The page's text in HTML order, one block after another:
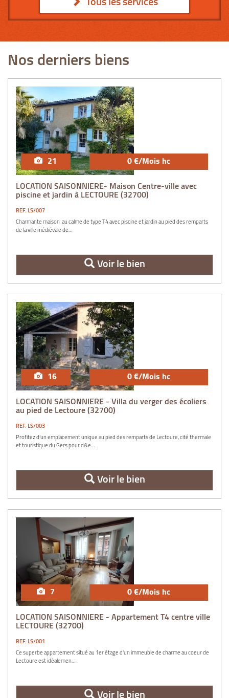
Tous les services
Nos derniers biens
21 0 €/Mois hc
LOCATION SAISONNIERE- Maison Centre-ville avec
piscine et jardin à LECTOURE (32700)
REF. LS/007
Charmante maison au calme de type T4 avec piscine et jardin au pied des remparts
de la ville médiévale de…
Voir le bien
16 0 €/Mois hc
LOCATION SAISONNIERE - Villa du verger des écoliers
au pied de Lectoure (32700)
REF. LS/003
Profitez d’un emplacement unique au pied des remparts de Lectoure, cité thermale
et touristique du Gers pour d&e…
Voir le bien
7 0 €/Mois hc
LOCATION SAISONNIERE - Appartement T4 centre ville
LECTOURE (32700)
REF. LS/001
Ce superbe appartement situé au 1er étage d'un immeuble de charme au coeur de
Lectoure est idéalemen…
Voir le bien